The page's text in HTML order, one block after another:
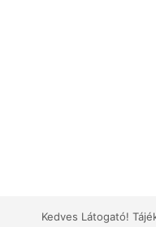
Kedves Látogató!